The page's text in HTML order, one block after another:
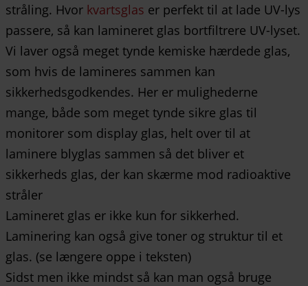
stråling. Hvor kvartsglas er perfekt til at lade UV-lys
passere, så kan lamineret glas bortfiltrere UV-lyset.
Vi laver også meget tynde kemiske hærdede glas,
som hvis de lamineres sammen kan
sikkerhedsgodkendes. Her er mulighederne
mange, både som meget tynde sikre glas til
monitorer som display glas, helt over til at
laminere blyglas sammen så det bliver et
sikkerheds glas, der kan skærme mod radioaktive
stråler
Lamineret glas er ikke kun for sikkerhed.
Laminering kan også give toner og struktur til et
glas. (se længere oppe i teksten)
Sidst men ikke mindst så kan man også bruge